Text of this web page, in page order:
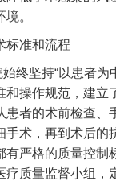
。
标准和流程
终坚持“以患者为
和操作规范，建立
患者的术前检查、
手术，再到术后的
严格的质量控制
疗质量监督小组，